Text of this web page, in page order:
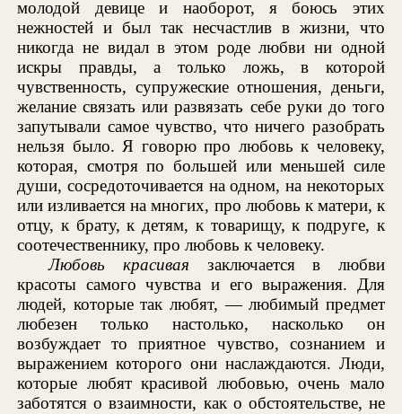
молодой девице и наоборот, я боюсь этих
нежностей и был так несчастлив в жизни, что
никогда не видал в этом роде любви ни одной
искры правды, а только ложь, в которой
чувственность, супружеские отношения, деньги,
желание связать или развязать себе руки до того
запутывали самое чувство, что ничего разобрать
нельзя было. Я говорю про любовь к человеку,
которая, смотря по большей или меньшей силе
души, сосредоточивается на одном, на некоторых
или изливается на многих, про любовь к матери, к
отцу, к брату, к детям, к товарищу, к подруге, к
соотечественнику, про любовь к человеку.
Любовь красивая заключается в любви
красоты самого чувства и его выражения. Для
людей, которые так любят, — любимый предмет
любезен только настолько, насколько он
возбуждает то приятное чувство, сознанием и
выражением которого они наслаждаются. Люди,
которые любят красивой любовью, очень мало
заботятся о взаимности, как о обстоятельстве, не